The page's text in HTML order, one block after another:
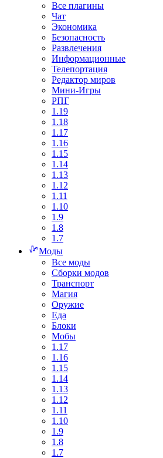
Все плагины
Чат
Экономика
Безопасность
Развлечения
Информационные
Телепортация
Редактор миров
Мини-Игры
РПГ
1.19
1.18
1.17
1.16
1.15
1.14
1.13
1.12
1.11
1.10
1.9
1.8
1.7
Моды
Все моды
Сборки модов
Транспорт
Магия
Оружие
Еда
Блоки
Мобы
1.17
1.16
1.15
1.14
1.13
1.12
1.11
1.10
1.9
1.8
1.7